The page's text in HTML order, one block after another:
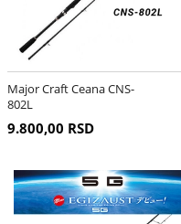
Major Craft Ceana CNS-
802L
9.800,00 RSD